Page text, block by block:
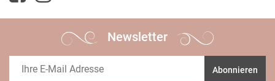
Newsletter
Abonnieren